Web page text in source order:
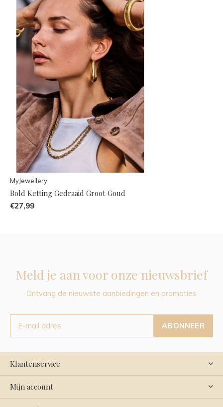
MyJewellery
Bold Ketting Gedraaid Groot Goud
€27,99
Meld je aan voor onze nieuwsbrief
Ontvang de nieuwste aanbiedingen en promoties
ABONNEER
Klantenservice
Mijn account